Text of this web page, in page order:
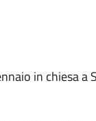
in chiesa a